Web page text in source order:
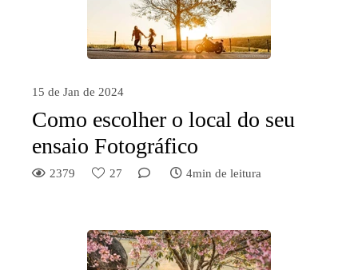
15 de Jan de 2024
Como escolher o local do seu
ensaio Fotográfico
2379 27 4min de leitura